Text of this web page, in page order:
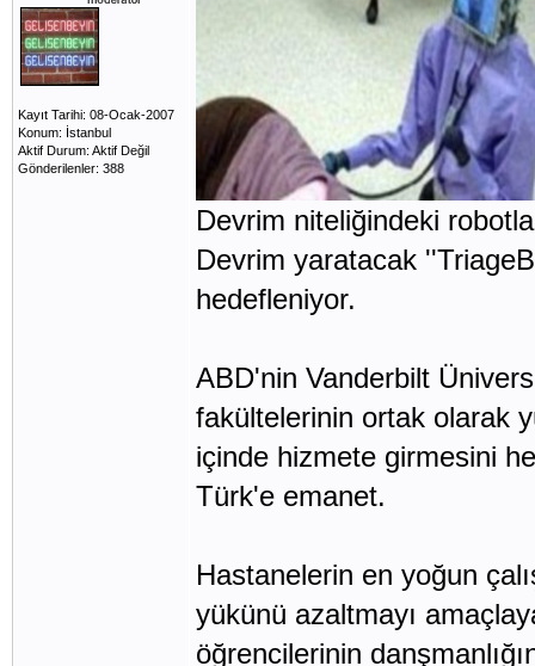
Kayıt Tarihi: 08-Ocak-2007
Konum: İstanbul
Aktif Durum: Aktif Değil
Gönderilenler: 388
Devrim niteliğindeki
Devrim yaratacak
hedefleniyor.
ABD'nin Vanderbilt
fakültelerinin ortak olarak
içinde hizmete girmesini
Türk'e emanet.
Hastanelerin en yoğun
yükünü azaltmayı
öğrencilerinin